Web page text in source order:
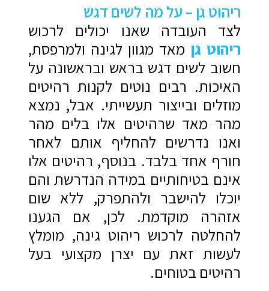
ריהוט גן – על מה לשים דגש
לצד העובדה שאנו יכולים לרכוש
ריהוט גן מאד מגוון לגינה ולמרפסת,
חשוב לשים דגש בראש ובראשונה על
האיכות. רבים נוטים לקנות רהיטים
מוזלים ובייצור תעשייתי. אבל, נמצא
מהר מאד שרהיטים אלו בלים מהר
ואנו נדרשים להחליף אותם לאחר
חורף אחד בלבד. בנוסף, רהיטים אלו
אינם בטיחותיים במידה הנדרשת והם
יוכלו להישבר ולהתפרק, ללא שום
אזהרה מוקדמת. לכן, אם הגענו
להחלטה לרכוש ריהוט גינה, מומלץ
לעשות זאת עם יצרן מקצועי בעל
רהיטים בטוחים.